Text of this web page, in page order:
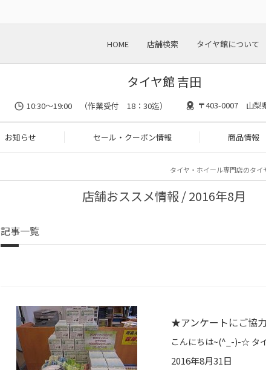
HOME 店舗検索 タイヤ館について
タイヤ館 吉田
10:30～19:00 （作業受付 18：30迄） 〒403-0007 山梨
お知らせ セール・クーポン情報 商品情報
タイヤ・ホイール専門店のタイ
店舗おススメ情報 / 2016年8月
記事一覧
★アンケートにご協
2016年8月31日